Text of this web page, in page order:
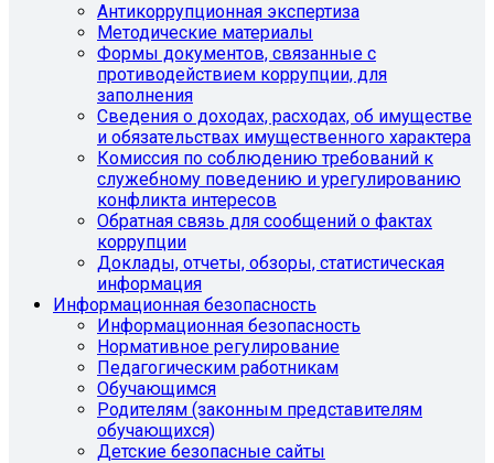
Антикоррупционная экспертиза
Методические материалы
Формы документов, связанные с
противодействием коррупции, для
заполнения
Сведения о доходах, расходах, об имуществе
и обязательствах имущественного характера
Комиссия по соблюдению требований к
служебному поведению и урегулированию
конфликта интересов
Обратная связь для сообщений о фактах
коррупции
Доклады, отчеты, обзоры, статистическая
информация
Информационная безопасность
Информационная безопасность
Нормативное регулирование
Педагогическим работникам
Обучающимся
Родителям (законным представителям
обучающихся)
Детские безопасные сайты